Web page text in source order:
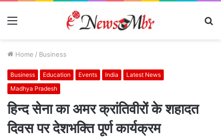
Menu
Home / Business
Business Education Events India
Latest News
Madhya Pradesh
हिन्द सेना का अमर क्रांतिवीरों के शहादत
दिवस पर देशभक्ति पूर्ण कार्यक्रम